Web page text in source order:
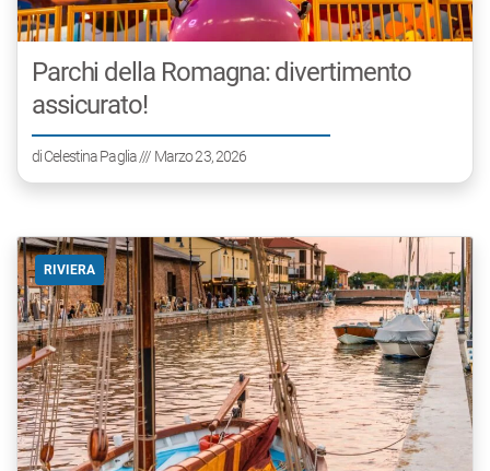
Parchi della Romagna: divertimento
assicurato!
diCelestina Paglia/// Marzo 23, 2026
RIVIERA